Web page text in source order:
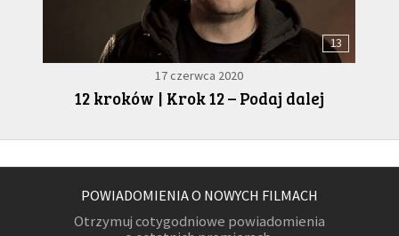
13
17 czerwca 2020
12 kroków | Krok 12 – Podaj dalej
POWIADOMIENIA O NOWYCH FILMACH
Otrzymuj cotygodniowe powiadomienia